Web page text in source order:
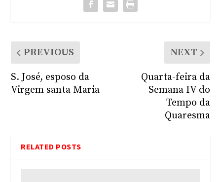
PREVIOUS
S. José, esposo da
Virgem santa Maria
NEXT
Quarta-feira da
Semana IV do
Tempo da
Quaresma
RELATED POSTS